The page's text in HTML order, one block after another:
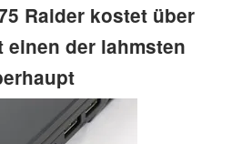
Raider kostet über
einen der lahmsten